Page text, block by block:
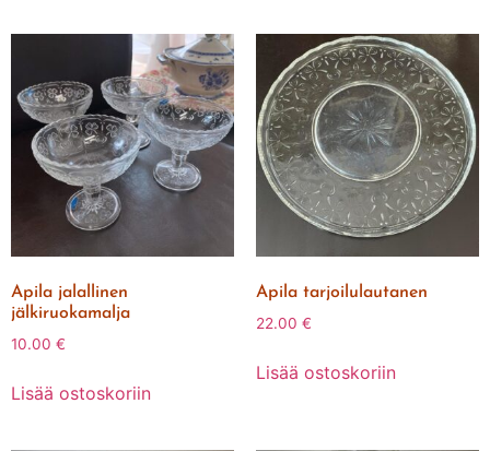
Apila jalallinen
jälkiruokamalja
10.00 €
Lisää ostoskoriin
Apila tarjoilulautanen
22.00 €
Lisää ostoskoriin